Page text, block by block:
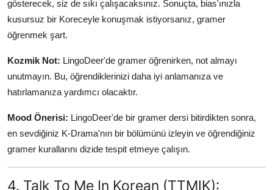
gösterecek, siz de sıkı çalışacaksınız. Sonuçta, bias'ınızla
kusursuz bir Koreceyle konuşmak istiyorsanız, gramer
öğrenmek şart.
Kozmik Not: LingoDeer'de gramer öğrenirken, not almayı
unutmayın. Bu, öğrendiklerinizi daha iyi anlamanıza ve
hatırlamanıza yardımcı olacaktır.
Mood Önerisi: LingoDeer'de bir gramer dersi bitirdikten sonra,
en sevdiğiniz K-Drama'nın bir bölümünü izleyin ve öğrendiğiniz
gramer kurallarını dizide tespit etmeye çalışın.
4. Talk To Me In Korean (TTMIK):